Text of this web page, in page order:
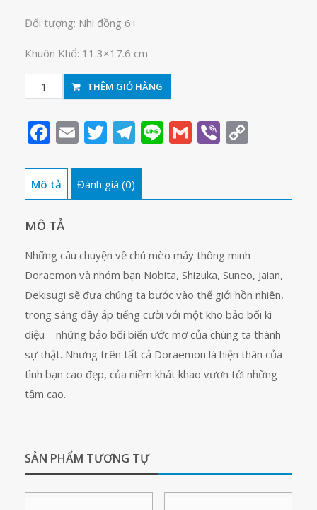
Đối tượng: Nhi đồng 6+
Khuôn Khổ: 11.3×17.6 cm
Doraemon-
Chú
máy
từ
tương
tập
số
lượng
THÊM GIỎ HÀNG
Facebook
EmailTwitter
Telegram
LineGmail
Viber
Mô tả Đánh giá (0)
MÔ TẢ
Những câu chuyện về chú mèo máy thông minh
Doraemon và nhóm bạn Nobita, Shizuka, Suneo, Jaian,
Dekisugi sẽ đưa chúng ta bước vào thế giới hồn nhiên,
trong sáng đầy ắp tiếng cười với một kho bảo bối kì
diệu – những bảo bối biến ước mơ của chúng ta thành
sự thật. Nhưng trên tất cả Doraemon là hiện thân của
tình bạn cao đẹp, của niềm khát khao vươn tới những
tầm cao.
SẢN PHẨM TƯƠNG TỰ